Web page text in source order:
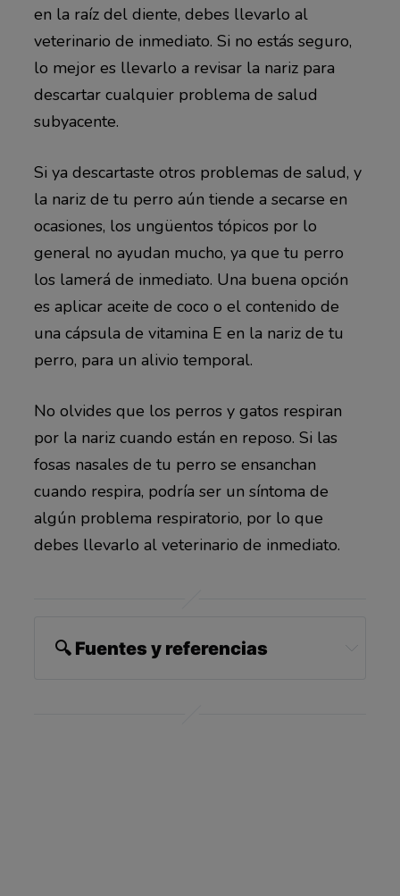
en la raíz del diente, debes llevarlo al
veterinario de inmediato. Si no estás seguro,
lo mejor es llevarlo a revisar la nariz para
descartar cualquier problema de salud
subyacente.
Si ya descartaste otros problemas de salud, y
la nariz de tu perro aún tiende a secarse en
ocasiones, los ungüentos tópicos por lo
general no ayudan mucho, ya que tu perro
los lamerá de inmediato. Una buena opción
es aplicar aceite de coco o el contenido de
una cápsula de vitamina E en la nariz de tu
perro, para un alivio temporal.
No olvides que los perros y gatos respiran
por la nariz cuando están en reposo. Si las
fosas nasales de tu perro se ensanchan
cuando respira, podría ser un síntoma de
algún problema respiratorio, por lo que
debes llevarlo al veterinario de inmediato.
🔍Fuentes y referencias